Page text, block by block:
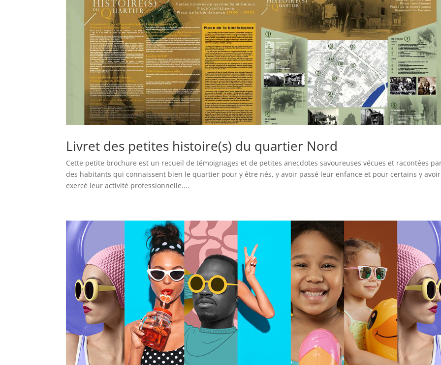
Livret des petites histoire(s) du quartier Nord
Cette petite brochure est un recueil de témoignages et de petites anecdotes savoureuses vécues et racontées
des habitants qui connaissent bien le quartier pour y être nés, y avoir passé leur enfance et pour certains y avoir
exercé leur activité professionnelle....